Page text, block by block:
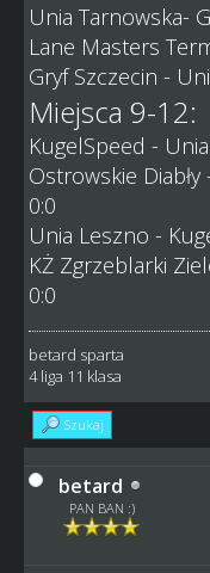
Unia Tarnowska-
Lane Masters
Gryf Szczecin -
Miejsca 9-12:
KugelSpeed -
Ostrowskie
0:0
Unia Leszno -
KŻ Zgrzeblarki
0:0
betard sparta
4 liga 11 klasa
Szukaj
betard
PAN BAN :)